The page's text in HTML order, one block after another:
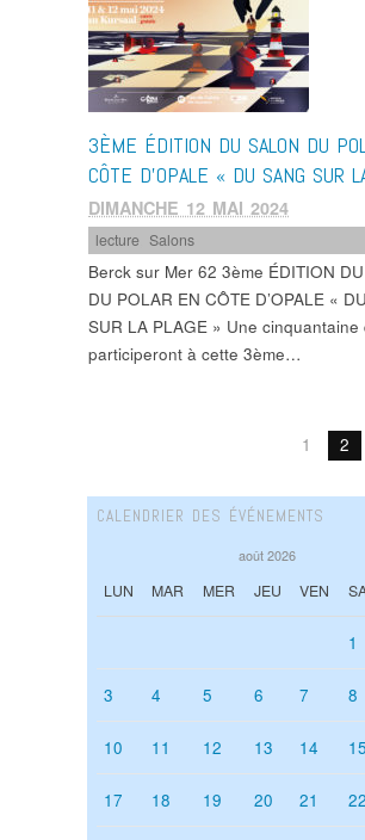
3ÈME ÉDITION DU SALON DU
CÔTE D’OPALE « DU SANG SUR
DIMANCHE 12 MAI 2024
lecture ,Salons
Berck sur Mer 62 3ème ÉDITION
DU POLAR EN CÔTE D’OPALE «
SUR LA PLAGE » Une cinquantaine
participeront à cette 3ème…
1 2
CALENDRIER DES ÉVÉNEMENTS
août 2026
LUN MAR MER JEU VEN
1
3 4 5 6 7 8
10 11 12 13 14 15
17 18 19 20 21 22